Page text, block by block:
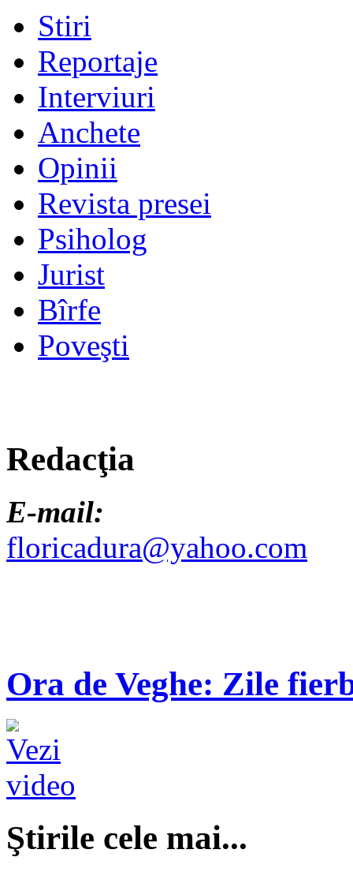
Stiri
Reportaje
Interviuri
Anchete
Opinii
Revista presei
Psiholog
Jurist
Bîrfe
Poveşti
Redacţia
E-mail:
floricadura@yahoo.com
Ora de Veghe: Zile
Ştirile cele mai...